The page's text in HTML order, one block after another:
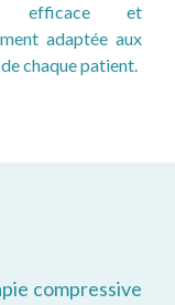
efficace et
adaptée aux
chaque patient.
compressive